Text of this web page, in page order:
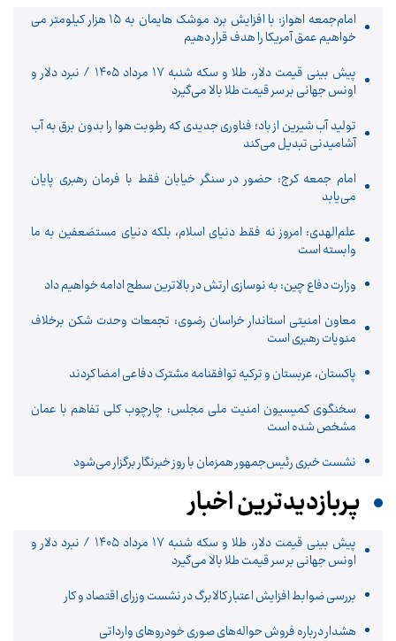
امام‌جمعه اهواز: با افزایش برد موشک هایمان به ۱۵ هزار کیلومتر می
خواهیم عمق آمریکا را هدف قرار دهیم
پیش ‌بینی قیمت دلار، طلا و سکه شنبه ۱۷ مرداد ۱۴۰۵ / نبرد دلار و
اونس جهانی بر سر قیمت طلا بالا می‌گیرد
تولید آب شیرین از باد؛ فناوری جدیدی که رطوبت هوا را بدون برق به آب
آشامیدنی تبدیل می‌کند
امام جمعه کرج: حضور در سنگر خیابان فقط با فرمان رهبری پایان
می‌یابد
علم‌الهدی: امروز نه فقط دنیای اسلام، بلکه دنیای مستضعفین به ما
وابسته است
وزارت دفاع چین: به نوسازی ارتش در بالاترین سطح ادامه خواهیم داد
معاون امنیتی استاندار خراسان رضوی: تجمعات وحدت شکن برخلاف
منویات رهبری است
پاکستان، عربستان و ترکیه توافقنامه مشترک دفاعی امضا کردند
سخنگوی کمیسیون امنیت ملی مجلس: چارچوب کلی تفاهم با عمان
مشخص شده است
نشست خبری رئیس‌جمهور همزمان با روز خبرنگار برگزار می‌شود
پربازدیدترین اخبار
پیش ‌بینی قیمت دلار، طلا و سکه شنبه ۱۷ مرداد ۱۴۰۵ / نبرد دلار و
اونس جهانی بر سر قیمت طلا بالا می‌گیرد
بررسی ضوابط افزایش اعتبار کالابرگ در نشست وزرای اقتصاد و کار
هشدار درباره فروش حواله‌های صوری خودروهای وارداتی